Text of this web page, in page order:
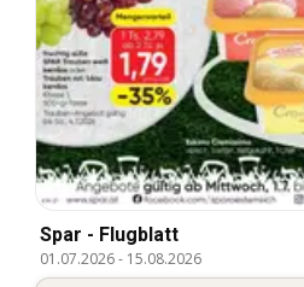
Spar - Flugblatt
01.07.2026- 15.08.2026